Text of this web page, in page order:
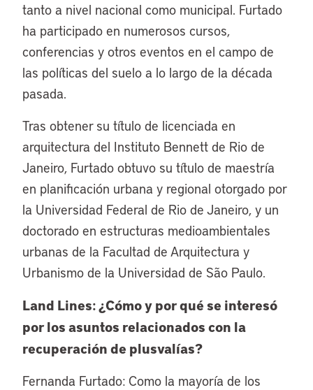
tanto a nivel nacional como municipal. Furtado
ha participado en numerosos cursos,
conferencias y otros eventos en el campo de
las políticas del suelo a lo largo de la década
pasada.
Tras obtener su título de licenciada en
arquitectura del Instituto Bennett de Rio de
Janeiro, Furtado obtuvo su título de maestría
en planificación urbana y regional otorgado por
la Universidad Federal de Rio de Janeiro, y un
doctorado en estructuras medioambientales
urbanas de la Facultad de Arquitectura y
Urbanismo de la Universidad de São Paulo.
Land Lines: ¿Cómo y por qué se interesó
por los asuntos relacionados con la
recuperación de plusvalías?
Fernanda Furtado: Como la mayoría de los